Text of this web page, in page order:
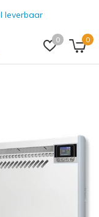
0 0
van zaken